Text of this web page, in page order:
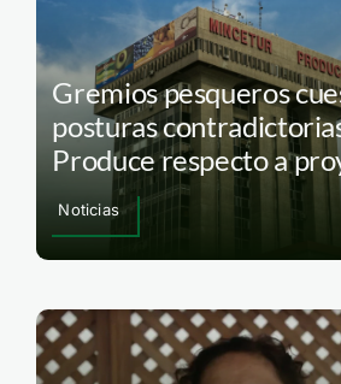
Gremios pesqueros
posturas
Produce respecto a
Noticias